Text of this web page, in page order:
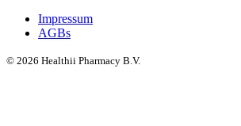
Impressum
AGBs
© 2026 Healthii Pharmacy B.V.